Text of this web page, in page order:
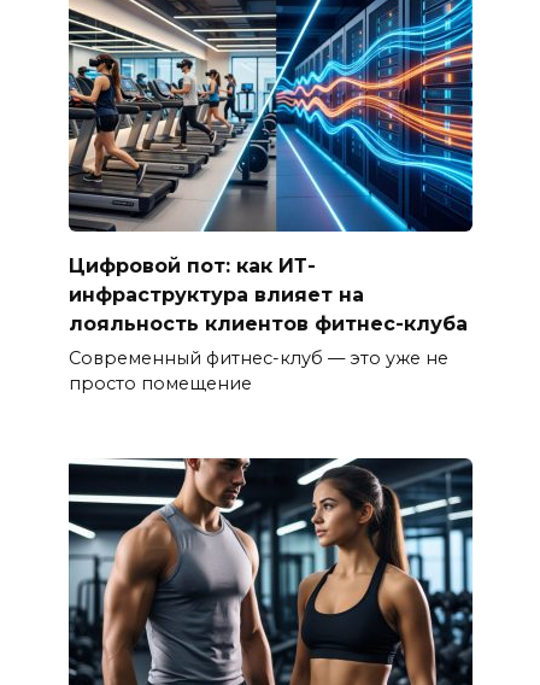
Цифровой пот: как ИТ-
инфраструктура влияет на
лояльность клиентов фитнес-клуба
Современный фитнес-клуб — это уже не
просто помещение